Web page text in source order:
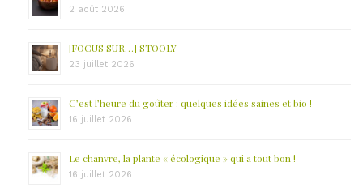
2 août 2026
[FOCUS SUR…] STOOLY
23 juillet 2026
C’est l’heure du goûter : quelques idées saines et bio !
16 juillet 2026
Le chanvre, la plante « écologique » qui a tout bon !
16 juillet 2026